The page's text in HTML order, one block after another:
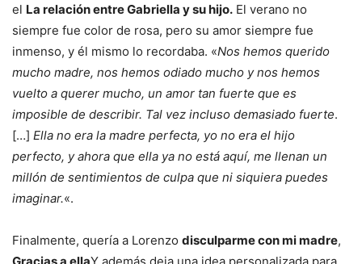
el La relación entre Gabriella y su hijo. El verano no
siempre fue color de rosa, pero su amor siempre fue
inmenso, y él mismo lo recordaba. «Nos hemos querido
mucho madre, nos hemos odiado mucho y nos hemos
vuelto a querer mucho, un amor tan fuerte que es
imposible de describir. Tal vez incluso demasiado fuerte.
[…] Ella no era la madre perfecta, yo no era el hijo
perfecto, y ahora que ella ya no está aquí, me llenan un
millón de sentimientos de culpa que ni siquiera puedes
imaginar.«.
Finalmente, quería a Lorenzo disculparme con mi madre,